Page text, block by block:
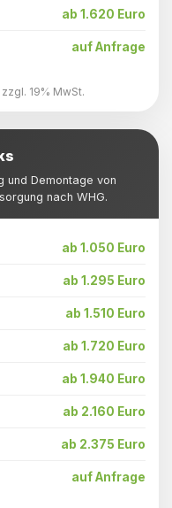
ab 1.620 Euro
auf Anfrage
19% MwSt.
und Demontage von
nach WHG.
ab 1.050 Euro
ab 1.295 Euro
ab 1.510 Euro
ab 1.720 Euro
ab 1.940 Euro
ab 2.160 Euro
ab 2.375 Euro
auf Anfrage